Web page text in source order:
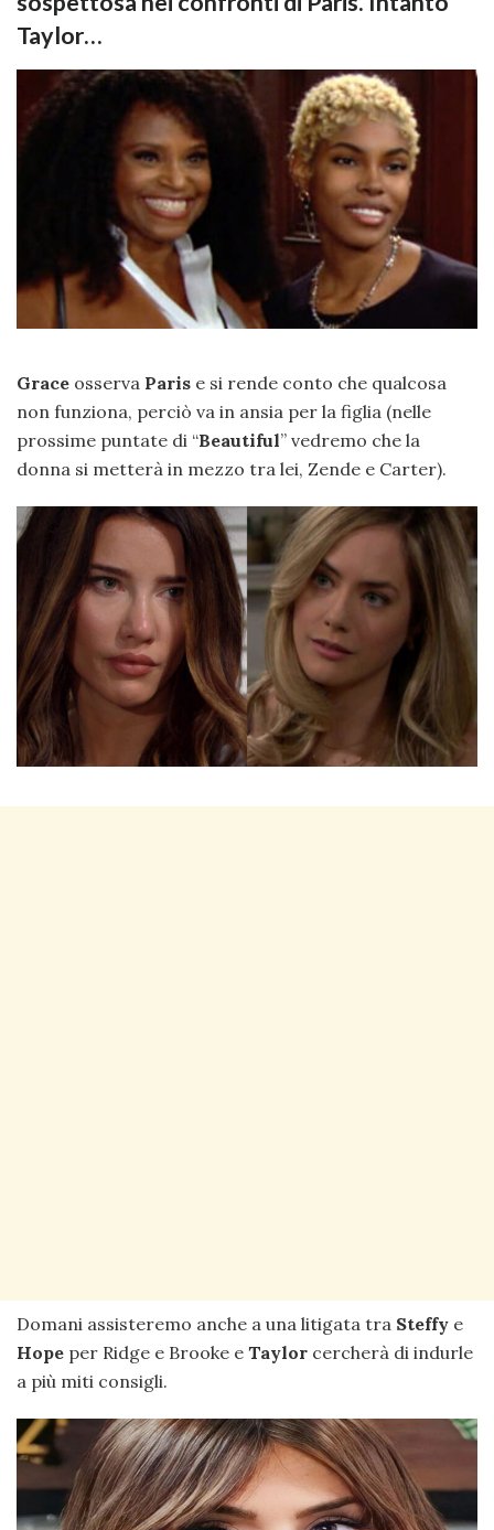
Taylor…
Grace osserva Paris e si rende conto che qualcosa
non funziona, perciò va in ansia per la figlia (nelle
prossime puntate di “Beautiful” vedremo che la
donna si metterà in mezzo tra lei, Zende e Carter).
Domani assisteremo anche a una litigata tra Steffy e
Hope per Ridge e Brooke e Taylor cercherà di indurle
a più miti consigli.